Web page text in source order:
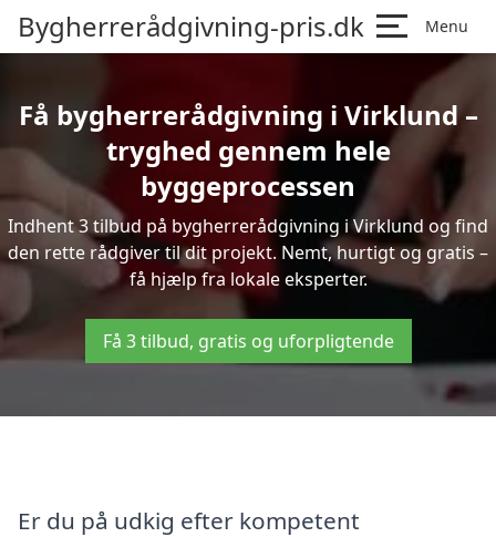
Bygherrerådgivning-pris.dk Menu
Få bygherrerådgivning i Virklund –
tryghed gennem hele
byggeprocessen
Indhent 3 tilbud på bygherrerådgivning i Virklund og find
den rette rådgiver til dit projekt. Nemt, hurtigt og gratis –
få hjælp fra lokale eksperter.
Få 3 tilbud, gratis og uforpligtende
Er du på udkig efter kompetent